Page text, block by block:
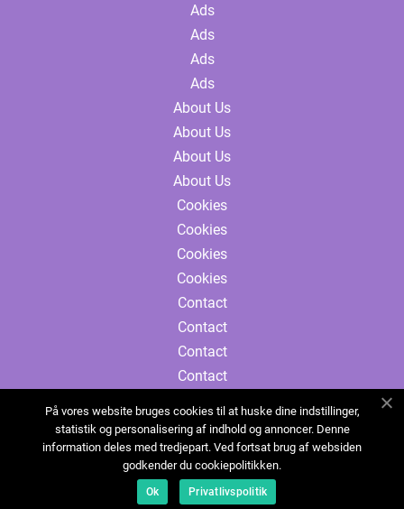
Ads
Ads
Ads
Ads
About Us
About Us
About Us
About Us
Cookies
Cookies
Cookies
Cookies
Contact
Contact
Contact
Contact
Sitemap
Sitemap
Sitemap
På vores website bruges cookies til at huske dine indstillinger,
statistik og personalisering af indhold og annoncer. Denne
information deles med tredjepart. Ved fortsat brug af websiden
godkender du cookiepolitikken.
Ok Privatlivspolitik